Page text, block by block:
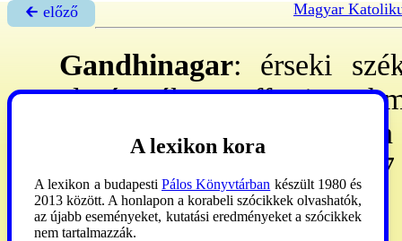
🡰 előző Magyar
Gandhinagar: érseki
alapították. Suffr-ai:
malabár). – 29.940 km²-en
pb, 23 ep, 33 szp, 36 sz,
AP2008:265, 1150.
A lexikon kora
A lexikon a budapesti Pálos Könyvtárban készült 1980 és
2013 között. A honlapon a korabeli szócikkek olvashatók,
az újabb eseményeket, kutatási eredményeket a szócikkek
nem tartalmazzák.